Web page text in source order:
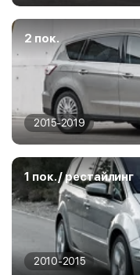
2 пок.
2015-2019
1 пок. / рестайлинг
2010-2015